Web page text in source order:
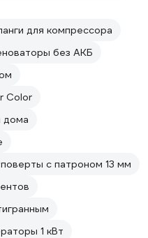
для компрессора
без АКБ
Color
дома
с патроном 13 мм
1 кВт